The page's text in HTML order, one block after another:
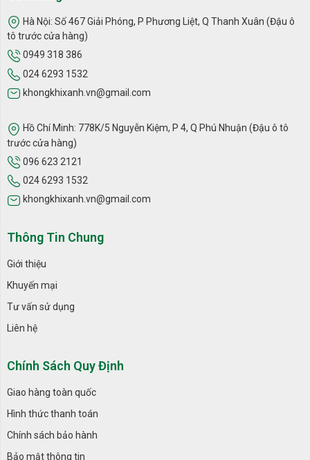
thú cưng)
Chức năng chống dị ứng Allergy Care kết hợp giữa UVnano
và ion âm
Hiển thị chất lượng không khí và cảm biến thông minh
Chế độ Clean Booster đẩy khí sạch đi xa tới 9m, lọc khí siêu
Kết nối với điện thoại thông minh qua wifi với ứng dụng LG
ThinQ™
Hà Nội: Số 467 Giải Phóng, P Phương Liệt, Q Thanh Xuân (Đậu ô
tô trước cửa hàng)
0949 318 386
024 6293 1532
khongkhixanh.vn@gmail.com
Hồ Chí Minh: 778K/5 Nguyễn Kiệm, P 4, Q Phú Nhuận (Đậu ô tô
trước cửa hàng)
096 623 2121
024 6293 1532
khongkhixanh.vn@gmail.com
Thông Tin Chung
Giới thiệu
Khuyến mại
Tư vấn sử dụng
Liên hệ
Chính Sách Quy Định
Giao hàng toàn quốc
Hình thức thanh toán
Chính sách bảo hành
Bảo mật thông tin